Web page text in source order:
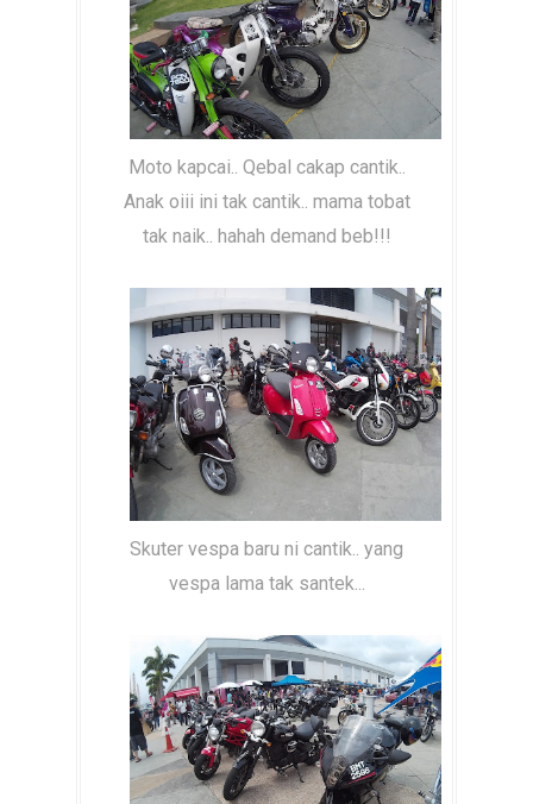
Moto kapcai.. Qebal cakap cantik..
Anak oiii ini tak cantik.. mama tobat
tak naik.. hahah demand beb!!!
Skuter vespa baru ni cantik.. yang
vespa lama tak santek...